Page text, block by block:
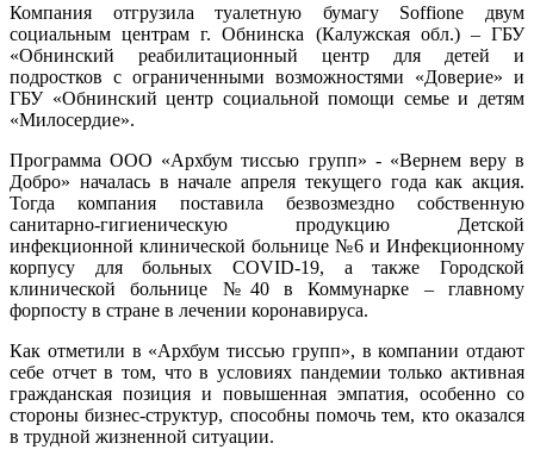
Компания отгрузила туалетную бумагу Soffione двум
социальным центрам г. Обнинска (Калужская обл.) – ГБУ
«Обнинский реабилитационный центр для детей и
подростков с ограниченными возможностями «Доверие» и
ГБУ «Обнинский центр социальной помощи семье и детям
«Милосердие».
Программа ООО «Архбум тиссью групп» - «Вернем веру в
Добро» началась в начале апреля текущего года как акция.
Тогда компания поставила безвозмездно собственную
санитарно-гигиеническую продукцию Детской
инфекционной клинической больнице №6 и Инфекционному
корпусу для больных COVID-19, а также Городской
клинической больнице №40 в Коммунарке – главному
форпосту в стране в лечении коронавируса.
Как отметили в «Архбум тиссью групп», в компании отдают
себе отчет в том, что в условиях пандемии только активная
гражданская позиция и повышенная эмпатия, особенно со
стороны бизнес-структур, способны помочь тем, кто оказался
в трудной жизненной ситуации.